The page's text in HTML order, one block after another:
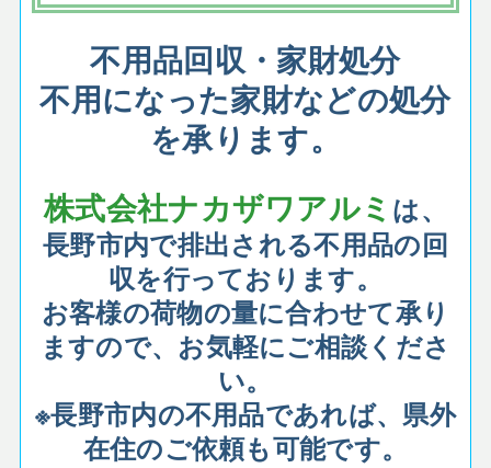
不用品回収・家財処分
不用になった家財などの処分
を承ります。
株式会社ナカザワアルミ は、
長野市内で排出される不用品の回
収を行っております。
お客様の荷物の量に合わせて承り
ますので、お気軽にご相談くださ
い。
※長野市内の不用品であれば、県外
在住のご依頼も可能です。